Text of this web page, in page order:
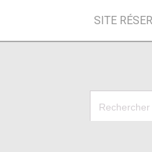
SITE